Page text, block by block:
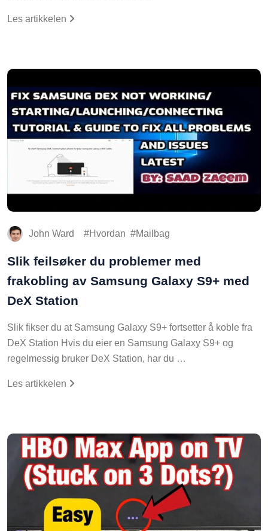
Les artikkelen
John Ward Hvordan Mailbag
Slik feilsøker du problemer med
frakobling av Samsung Galaxy S9+ med
DeX Station
Slik fikser du at Samsung Galaxy S9+ fortsetter å koble fra
DeX Station Hvis du eier en Samsung Galaxy S9+ og
regelmessig bruker DeX Station, har du …
Les artikkelen